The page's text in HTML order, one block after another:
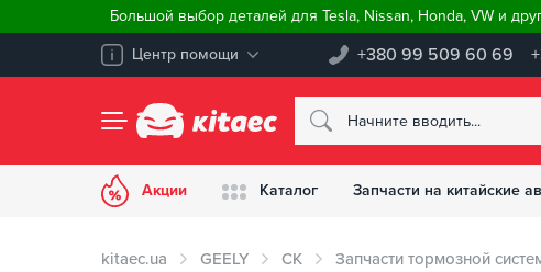
Большой выбор деталей для Tesla, Nissan, Honda, VW и
Центр помощи +380 99 509 60 69
Акции Каталог Запчасти на китайские
kitaec.ua GEELY CK Запчасти тормозной